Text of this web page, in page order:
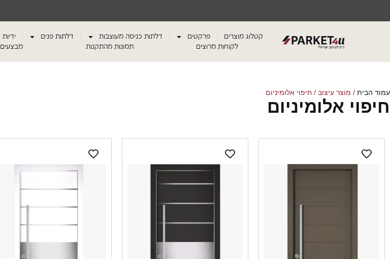
קטלוג מוצרים פרקטים דלתות כניסה מעוצבות דלתות פנים ידיות
לקוחות מרוצים
תמונות מהתקנות מבצעים
עמוד הבית / מוצר עיצוב / חיפוי אלומיניום
חיפוי אלומיניום